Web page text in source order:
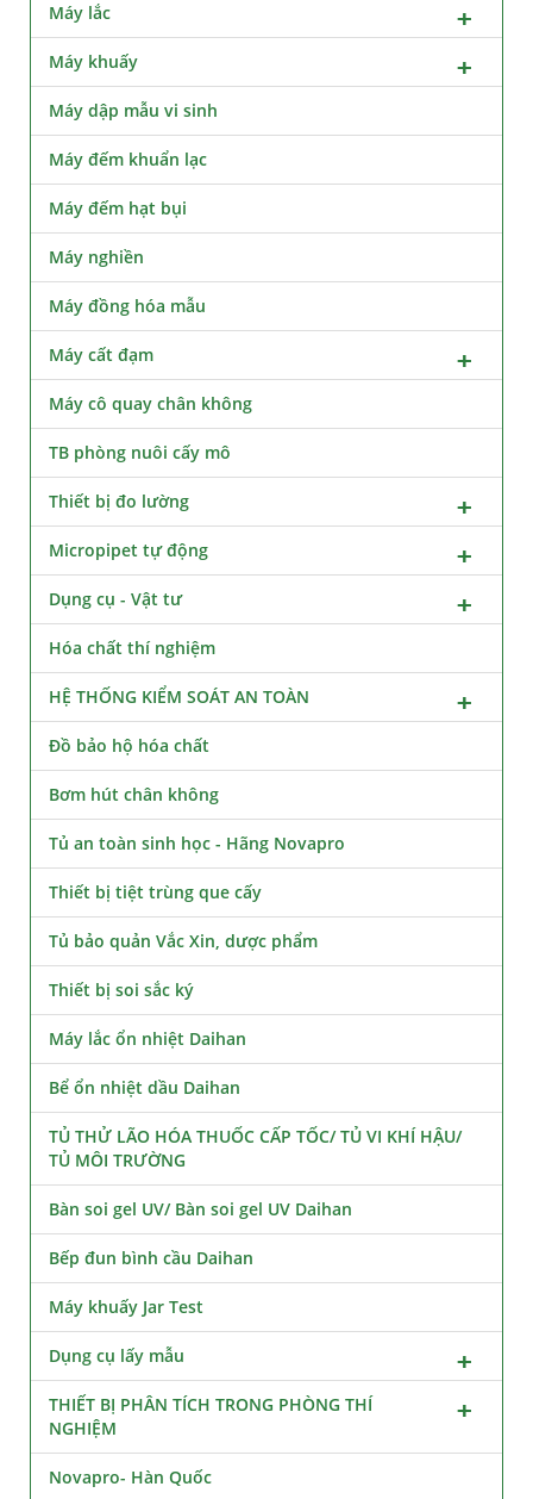
Máy lắc
Máy khuấy
Máy dập mẫu vi sinh
Máy đếm khuẩn lạc
Máy đếm hạt bụi
Máy nghiền
Máy đồng hóa mẫu
Máy cất đạm
Máy cô quay chân không
TB phòng nuôi cấy mô
Thiết bị đo lường
Micropipet tự động
Dụng cụ - Vật tư
Hóa chất thí nghiệm
HỆ THỐNG KIỂM SOÁT AN TOÀN
Đồ bảo hộ hóa chất
Bơm hút chân không
Tủ an toàn sinh học - Hãng Novapro
Thiết bị tiệt trùng que cấy
Tủ bảo quản Vắc Xin, dược phẩm
Thiết bị soi sắc ký
Máy lắc ổn nhiệt Daihan
Bể ổn nhiệt dầu Daihan
TỦ THỬ LÃO HÓA THUỐC CẤP TỐC/ TỦ VI KHÍ HẬU/
TỦ MÔI TRƯỜNG
Bàn soi gel UV/ Bàn soi gel UV Daihan
Bếp đun bình cầu Daihan
Máy khuấy Jar Test
Dụng cụ lấy mẫu
THIẾT BỊ PHÂN TÍCH TRONG PHÒNG THÍ
NGHIỆM
Novapro- Hàn Quốc